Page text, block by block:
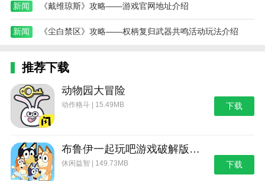
大家记住本站网址，本站是您下载安卓手游app最好的
网站！
野外生存的世界游戏攻略综合篇(模拟野外生存游戏大全)
新闻 《戴维琼斯》攻略——游戏官网地址介绍
新闻 《尘白禁区》攻略——权柄复归武器共鸣活动玩法介绍
推荐下载
动物园大冒险
动作格斗 | 15.49MB 下载
布鲁伊一起玩吧游戏破解版_布鲁伊：一起玩吧
休闲益智 | 149.73MB 下载